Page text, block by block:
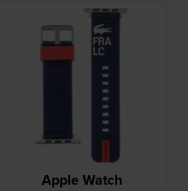
Apple Watch